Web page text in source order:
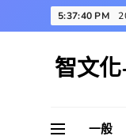
to
5:37:40 PM
智文
一般